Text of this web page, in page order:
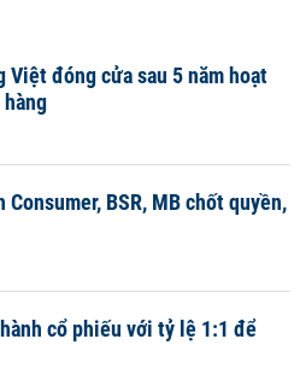
đóng cửa sau 5 năm hoạt
BSR, MB chốt quyền,
cổ phiếu với tỷ lệ 1:1 để